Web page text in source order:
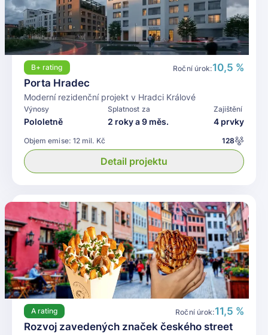
B+ rating Roční úrok:10,5 %
Porta Hradec
Moderní rezidenční projekt v Hradci Králové
Výnosy
Pololetně
Splatnost za
2 roky a 9 měs.
Zajištění
4 prvky
Objem emise: 12 mil. Kč 128
Detail projektu
A rating Roční úrok:11,5 %
Rozvoj zavedených značek českého street